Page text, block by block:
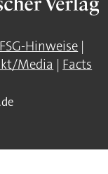
Hinweise |
Media | Facts